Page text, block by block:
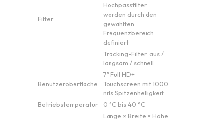
Filter
Hochpassfilter
werden durch den
gewählten
Frequenzbereich
definiert
Tracking-Filter: aus /
langsam / schnell
Benutzeroberfläche
7″ Full HD+
Touchscreen mit 1000
nits Spitzenhelligkeit
Betriebstemperatur
0 °C bis 40 °C
Länge × Breite × Höhe